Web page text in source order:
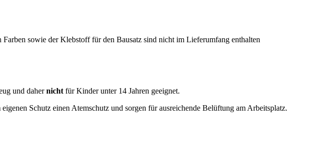
sowie der Klebstoff für den Bausatz sind nicht im Lieferumfang enthalten
und dahernicht für Kinder unter 14 Jahren geeignet.
eigenen Schutz einen Atemschutz und sorgen für ausreichende Belüftung am Arbeitsplatz.